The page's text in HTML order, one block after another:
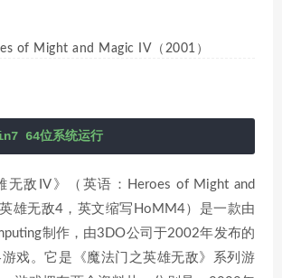
of Might and Magic IV（2001）
64位系统运行
无敌IV》（英语：Heroes of Might and
雄无敌4，英文缩写HoMM4）是一款由
制作，由3DO公司于2002年发布的
戏。它是《魔法门之英雄无敌》系列游